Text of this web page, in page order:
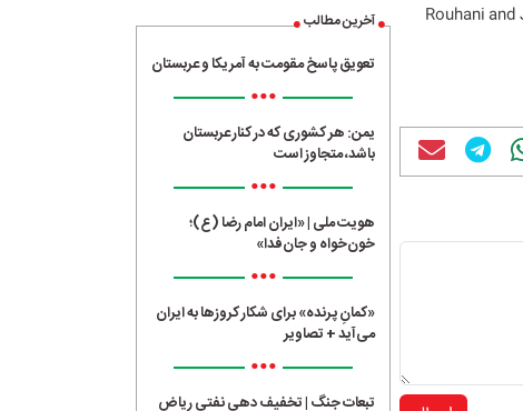
Rouhani
آخرین مطالب
تعویق پاسخ مقومت به آمریکا و عربستان
•••
یمن: هر کشوری که در کنار عربستان
باشد، متجاوز است
•••
هویت ملی | «ایران امام رضا (ع)؛
خون‌خواه و جان‌فدا»
•••
«کمانِ پرنده» برای شکار کروزها به ایران
می‌آید + تصاویر
•••
تبعات جنگ | تخفیف دهی نفتی ریاض